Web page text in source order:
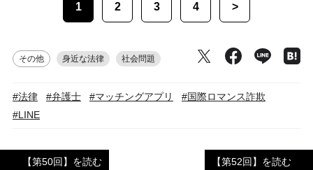
1 2 3 4 >
その他 身近な法律 社会問題
#法律 #弁護士 #マッチングアプリ
#国際ロマンス詐欺
#LINE
【第50回】を読む 【第52回】を読む